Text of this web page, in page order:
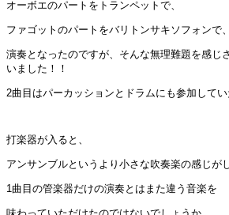
オーボエのパートをトランペットで、
ファゴットのパートをバリトンサキソフォンで、
演奏となったのですが、そんな無理難題を感じ
いました！！
2曲目はパーカッションとドラムにも参加してい
打楽器が入ると、
アンサンブルというより小さな吹奏楽の感じが
1曲目の管楽器だけの演奏とはまた違う音楽を